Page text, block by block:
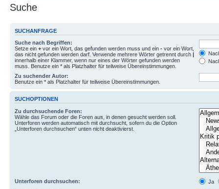
Suche
SUCHANFRAGE
Suche nach Begriffen:
Setze ein + vor ein Wort, das gefunden werden muss und ein - vor ein Wort,
das nicht gefunden werden darf. Verwende mehrere Wörter getrennt durch |
innerhalb einer Klammer, wenn nur eines der Wörter gefunden werden
muss. Benutze ein * als Platzhalter für teilweise Übereinstimmungen.
Zu suchender Autor:
Benutze ein * als Platzhalter für teilweise Übereinstimmungen.
SUCHOPTIONEN
Zu durchsuchende Foren:
Wähle das Forum oder die Foren aus, in denen gesucht werden soll.
Unterforen werden automatisch mit durchsucht, sofern du die Option
„Unterforen durchsuchen“ unten nicht deaktivierst.
Unterforen durchsuchen:
Ja